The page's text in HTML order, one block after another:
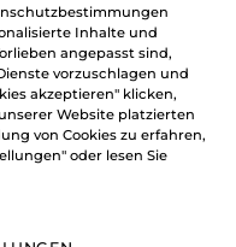
Inhalte und
angepasst sind,
vorzuschlagen und
akzeptieren" klicken,
Website platzierten
von Cookies zu erfahren,
oder lesen Sie